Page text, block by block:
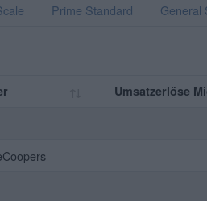
Prime Standard General
Umsatzerlöse